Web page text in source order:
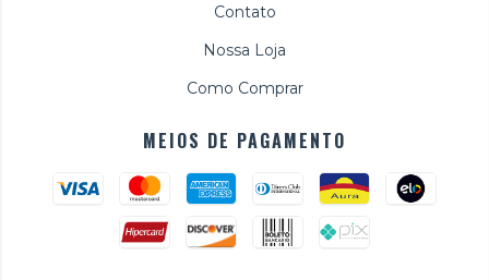
Contato
Nossa Loja
Como Comprar
MEIOS DE PAGAMENTO